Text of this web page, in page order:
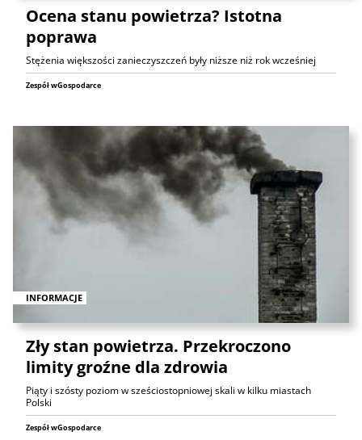
Ocena stanu powietrza? Istotna
poprawa
Stężenia większości zanieczyszczeń były niższe niż rok wcześniej
Zespół wGospodarce
INFORMACJE
Zły stan powietrza. Przekroczono
limity groźne dla zdrowia
Piąty i szósty poziom w sześciostopniowej skali w kilku miastach
Polski
Zespół wGospodarce